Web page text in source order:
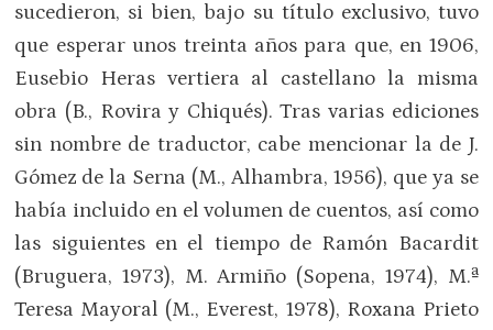
sucedieron, si bien, bajo su título exclusivo, tuvo
que esperar unos treinta años para que, en 1906,
Eusebio Heras vertiera al castellano la misma
obra (B., Rovira y Chiqués). Tras varias ediciones
sin nombre de traductor, cabe mencionar la de J.
Gómez de la Serna (M., Alhambra, 1956), que ya se
había incluido en el volumen de cuentos, así como
las siguientes en el tiempo de Ramón Bacardit
(Bruguera, 1973), M. Armiño (Sopena, 1974), M.ª
Teresa Mayoral (M., Everest, 1978), Roxana Prieto